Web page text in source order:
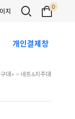
지
0
개인결제창
대+ > 네트&지주대